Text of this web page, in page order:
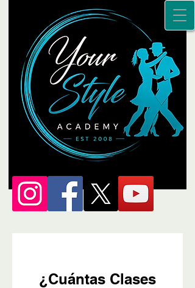
¿Cuántas Clases